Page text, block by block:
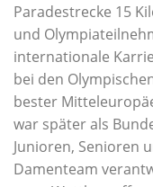
Paradestrecke 15
und
internationale
bei den
bester
war später als
Junioren, Senioren
Damenteam